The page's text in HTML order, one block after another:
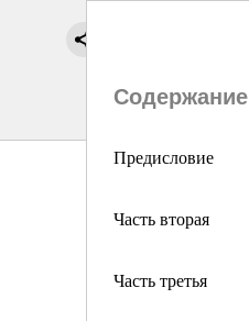
Содержание
Предисловие
Часть вторая
Часть третья